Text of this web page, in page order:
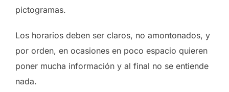
pictogramas.
Los horarios deben ser claros, no amontonados, y
por orden, en ocasiones en poco espacio quieren
poner mucha información y al final no se entiende
nada.